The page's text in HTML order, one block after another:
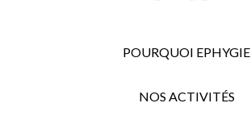
POURQUOI EPHYGIE
NOS ACTIVITÉS